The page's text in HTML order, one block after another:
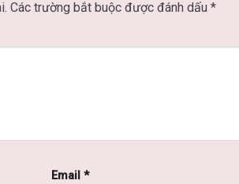
Các trường bắt buộc được đánh dấu *
Email *